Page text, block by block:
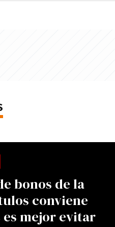
bonos de la
conviene
mejor evitar